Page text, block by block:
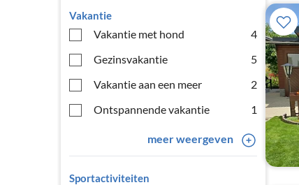
Vakantie
Vakantie met hond
4
Gezinsvakantie
5
Vakantie aan een meer
2
Ontspannende vakantie
1
meer weergeven
Sportactiviteiten